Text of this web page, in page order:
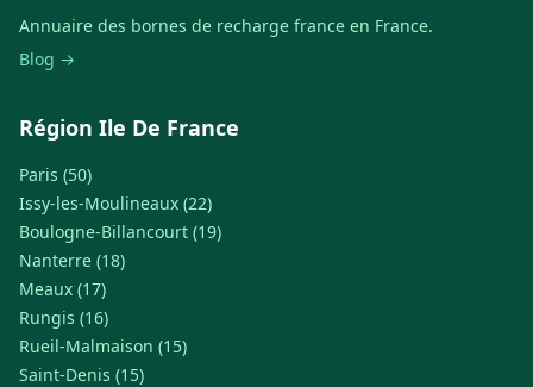
Annuaire des bornes de recharge france en France.
Blog →
Région Ile De France
Paris (50)
Issy-les-Moulineaux (22)
Boulogne-Billancourt (19)
Nanterre (18)
Meaux (17)
Rungis (16)
Rueil-Malmaison (15)
Saint-Denis (15)